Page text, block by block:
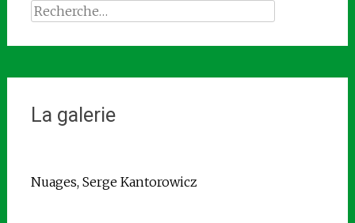
Rechercher :
La galerie
Nuages, Serge Kantorowicz